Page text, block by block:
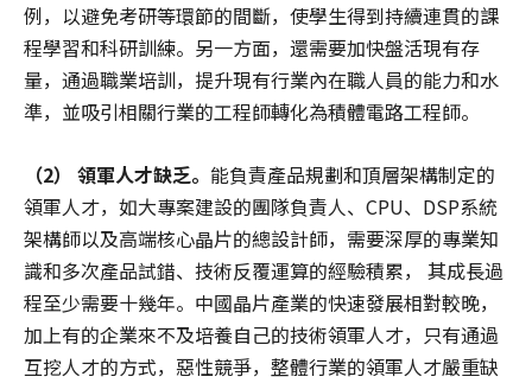
例，以避免考研等環節的間斷，使學生得到持續連貫的課
程學習和科研訓練。另一方面，還需要加快盤活現有存
量，通過職業培訓，提升現有行業內在職人員的能力和水
準，並吸引相關行業的工程師轉化為積體電路工程師。
（2） 領軍人才缺乏。 能負責產品規劃和頂層架構制定的
領軍人才，如大專案建設的團隊負責人、CPU、DSP系統
架構師以及高端核心晶片的總設計師，需要深厚的專業知
識和多次產品試錯、技術反覆運算的經驗積累， 其成長過
程至少需要十幾年。中國晶片產業的快速發展相對較晚，
加上有的企業來不及培養自己的技術領軍人才，只有通過
互挖人才的方式，惡性競爭，整體行業的領軍人才嚴重缺